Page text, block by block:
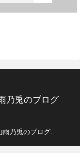
乃兎のブログ
乃兎のブログ.